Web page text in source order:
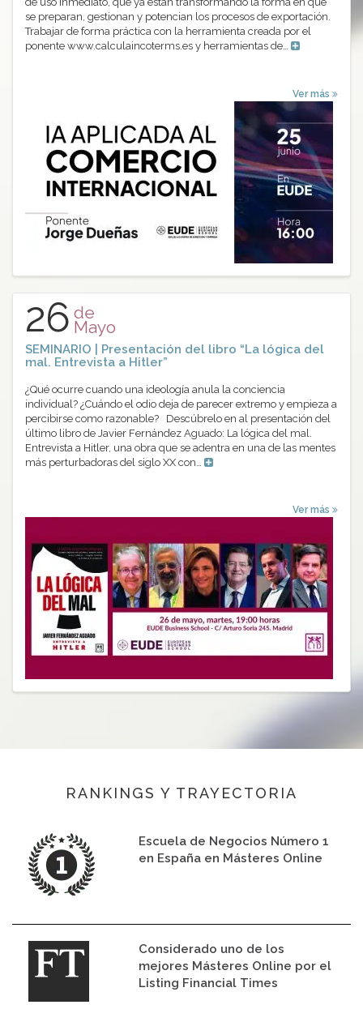
se preparan, gestionan y potencian los procesos de exportación.
Trabajar de forma práctica con la herramienta creada por el
ponente www.calculaincoterms.es y herramientas de…
Ver más
26 de
Mayo
SEMINARIO | Presentación del libro “La lógica del
mal. Entrevista a Hitler”
¿Qué ocurre cuando una ideología anula la conciencia
individual? ¿Cuándo el odio deja de parecer extremo y empieza a
percibirse como razonable? Descúbrelo en al presentación del
último libro de Javier Fernández Aguado: La lógica del mal.
Entrevista a Hitler, una obra que se adentra en una de las mentes
más perturbadoras del siglo XX con…
Ver más
RANKINGS Y TRAYECTORIA
Escuela de Negocios Número 1
en España en Másteres Online
Considerado uno de los
mejores Másteres Online por el
Listing Financial Times